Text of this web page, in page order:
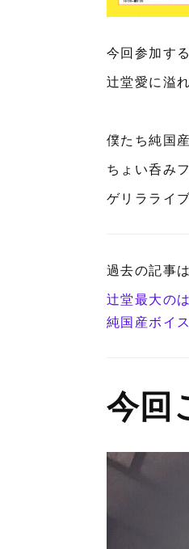
今回参加す
辻堂愛に溢
僕たち純国
ちょい呑み
ゲリラライ
過去の記事
辻堂最大の
純国産ボイス
今回